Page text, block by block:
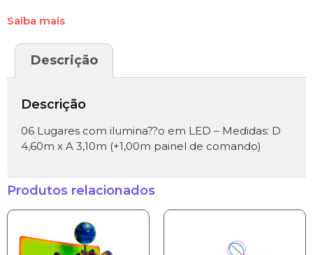
Saiba mais
Descrição
Descrição
06 Lugares com ilumina??o em LED – Medidas: D
4,60m x A 3,10m (+1,00m painel de comando)
Produtos relacionados